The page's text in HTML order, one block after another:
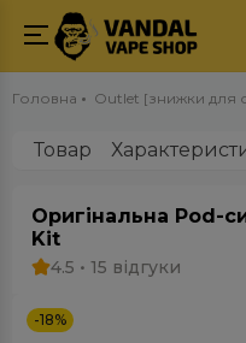
Головна Outlet [знижки для
Товар
Оригінальна Pod-
Kit
4.5 • 15 відгуки
-18%